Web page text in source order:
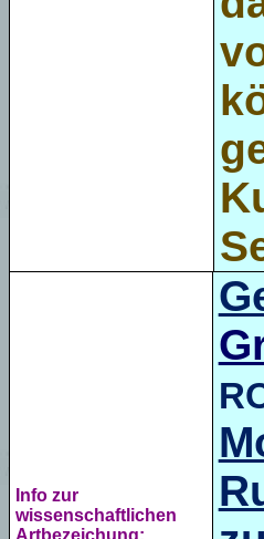
Info zur
wissenschaftlichen
Artbezeichung: